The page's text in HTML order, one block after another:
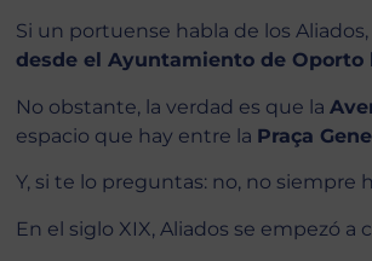
Si un portuense habla de los
desde el Ayuntamiento de
No obstante, la verdad es que la
espacio que hay entre la Praça
Y, si te lo preguntas: no, no siempre
En el siglo XIX, Aliados se empezó